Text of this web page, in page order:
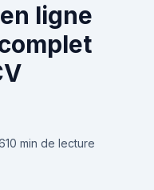
ligne
10 min de lecture